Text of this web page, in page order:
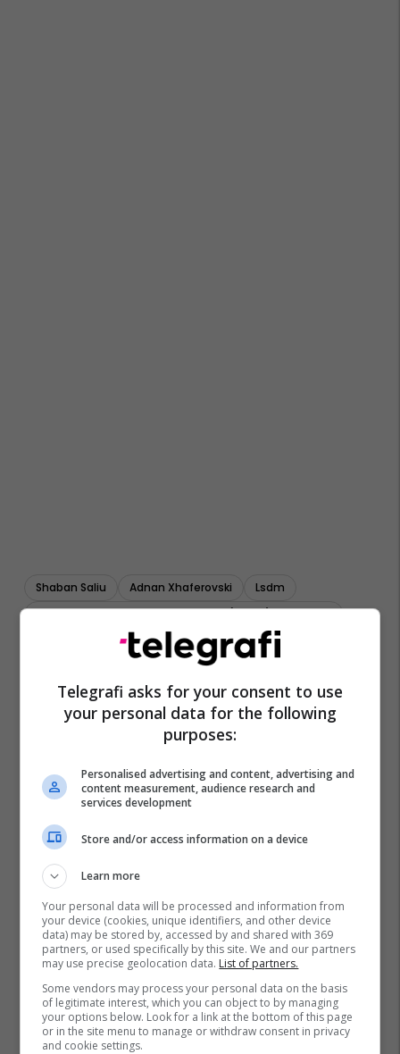
Shaban Saliu Adnan Xhaferovski
Lsdm
Drejtoria Për Mbrojtje Dhe Shpëtim (dmsh)-Maqedoni
Telegrafi asks for your consent to use
your personal data for the following
purposes:
Personalised advertising and content, advertising and
content measurement, audience research and
services development
Store and/or access information on a device
Learn more
Your personal data will be processed and information from
your device (cookies, unique identifiers, and other device
data) may be stored by, accessed by and shared with 369
partners, or used specifically by this site. We and our partners
may use precise geolocation data. List of partners.
Some vendors may process your personal data on the basis
of legitimate interest, which you can object to by managing
your options below. Look for a link at the bottom of this page
or in the site menu to manage or withdraw consent in privacy
and cookie settings.